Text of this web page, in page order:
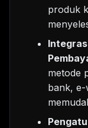
produk
metode
bank,